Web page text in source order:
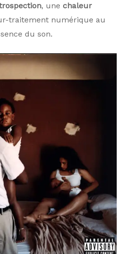
, une chaleur
traitement numérique au
du son.